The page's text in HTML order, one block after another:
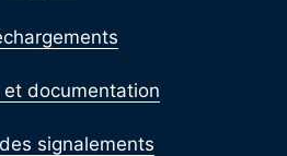
et documentation
signalements